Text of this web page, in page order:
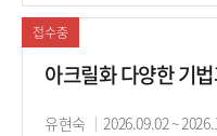
간
접수중
아크릴화 다양한 기
강
유현숙
강
2026.09.02 ~